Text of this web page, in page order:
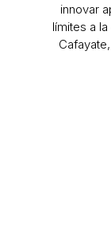
innovar
límites a